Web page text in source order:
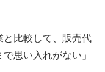
比較して、販売代
思い入れがない」